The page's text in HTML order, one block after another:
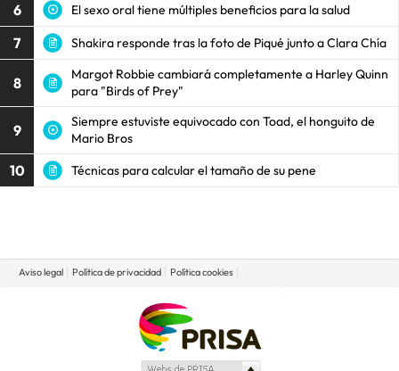
6 El sexo oral tiene múltiples beneficios para la salud
7 Shakira responde tras la foto de Piqué junto a Clara Chía
8
Margot Robbie cambiará completamente a Harley Quinn
para "Birds of Prey"
9
Siempre estuviste equivocado con Toad, el honguito de
Mario Bros
10 Técnicas para calcular el tamaño de su pene
Aviso legal Política de privacidad Política cookies